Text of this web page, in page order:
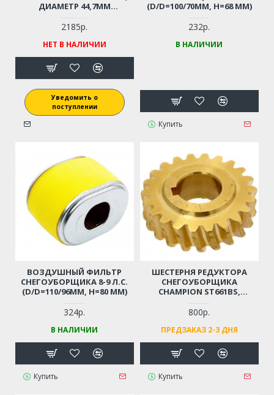
ДИАМЕТР 44,7ММ
2185р.
НЕТ В НАЛИЧИИ
Уведомить о
поступлении
(D/D=100/70ММ, Н=68 ММ)
232р.
В НАЛИЧИИ
Купить
ВОЗДУШНЫЙ ФИЛЬТР
СНЕГОУБОРЩИКА 8-9 Л.С.
(D/D=110/96ММ, Н=80 ММ)
324р.
В НАЛИЧИИ
Купить
ШЕСТЕРНЯ РЕДУКТОРА
СНЕГОУБОРЩИКА
CHAMPION ST661BS,
51405MA, SNAPPER 924IE,
924IR, MURRAY ML61750R,
ML61900R, 6240810X61,
624555X61A, CANADIANA
CH61900, 1695361, CL 61900R,
STIGA (22 ЗУБА, D19ММ,
800р.
ПРЕДЗАКАЗ 2-3 ДНЯ
Купить